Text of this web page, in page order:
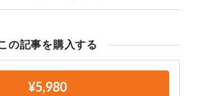
の記事を購入する
¥5,980